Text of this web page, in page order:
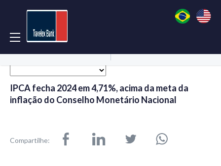
IPCA fecha 2024 em 4,71%, acima da meta da
inflação do Conselho Monetário Nacional
Compartilhe: